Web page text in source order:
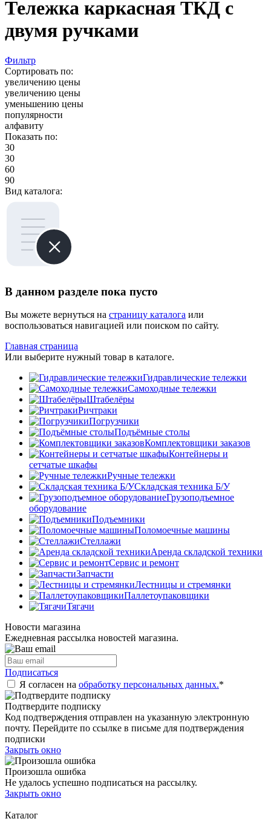
Тележка каркасная ТКД с
двумя ручками
Фильтр
Сортировать по:
увеличению цены
увеличению цены
уменьшению цены
популярности
алфавиту
Показать по:
30
30
60
90
Вид каталога:
В данном разделе пока пусто
Вы можете вернуться на страницу каталога или
воспользоваться навигацией или поиском по сайту.
Главная страница
Или выберите нужный товар в каталоге.
Гидравлические тележки
Самоходные тележки
Штабелёры
Ричтраки
Погрузчики
Подъёмные столы
Комплектовщики заказов
Контейнеры и
сетчатые шкафы
Ручные тележки
Складская техника Б/У
Грузоподъемное
оборудование
Подъемники
Поломоечные машины
Стеллажи
Аренда складской техники
Сервис и ремонт
Запчасти
Лестницы и стремянки
Паллетоупаковщики
Тягачи
Новости магазина
Ежедневная рассылка новостей магазина.
Подписаться
Я согласен на обработку персональных данных.*
Подтвердите подписку
Код подтверждения отправлен на указанную электронную
почту. Перейдите по ссылке в письме для подтверждения
подписки
Закрыть окно
Произошла ошибка
Не удалось успешно подписаться на рассылку.
Закрыть окно
Каталог